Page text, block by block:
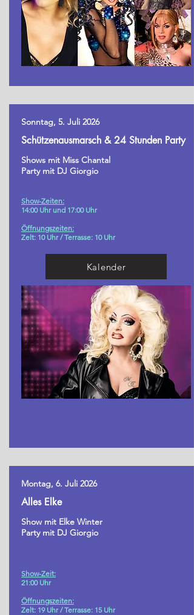
Sonntag, 5. Juli 2026
Schützenausmarsch & 24 Stunden Party
Shows mit Miss Chantal
Party mit DJ Giorgio
Show-Zeiten:
14:00 Uhr und 17:00 Uhr
Öffnungszeiten:
Zelt: 10 Uhr /Terrasse: 10 Uhr
Kalender
Montag, 6. Juli 2026
Alles Elke
Show mit Elke Winter
Party mit DJ Giorgio
Show-Zeit:
21:00 Uhr
Öffnungszeiten:
Zelt: 19 Uhr /Terrasse: 15 Uhr